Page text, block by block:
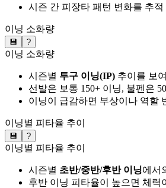
시즌 간 피장타 패턴 변화를 추적
이닝 소화량
💾 ?
이닝 소화량
시즌별 투구 이닝(IP) 추이를 보
선발은 보통 150+ 이닝, 불펜은
이닝이 급감하면 부상이나 역할
이닝별 피타율 추이
💾 ?
이닝별 피타율 추이
시즌별 초반/중반/후반 이닝에서
후반 이닝 피타율이 높으면 체력